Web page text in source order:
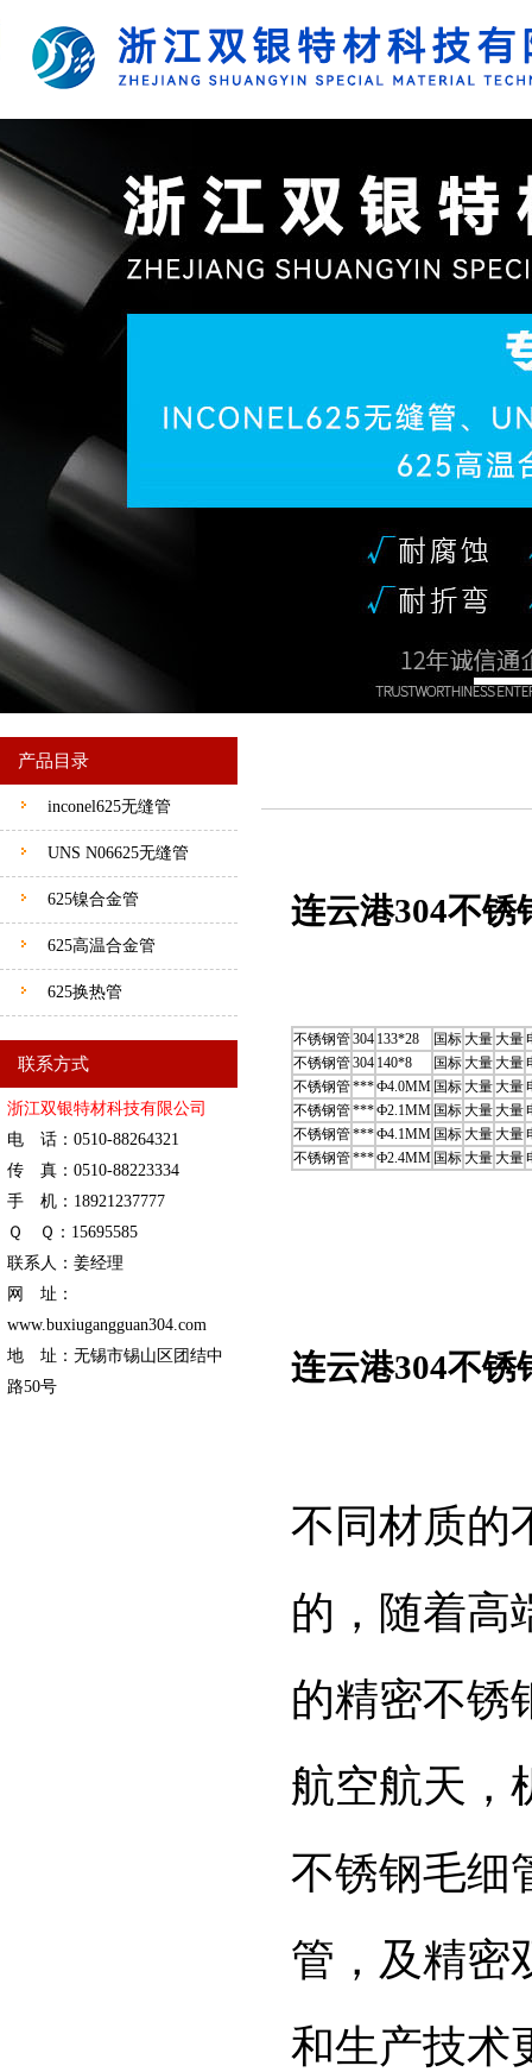
产品目录
inconel625无缝管
UNS N06625无缝管
625镍合金管
625高温合金管
625换热管
联系方式
浙江双银特材科技有限公司
电 话：0510-88264321
传 真：0510-88223334
手 机：18921237777
Ｑ Ｑ：15695585
联系人：姜经理
网 址：
www.buxiugangguan304.com
地 址：无锡市锡山区团结中
路50号
连云港304不锈
不锈钢管304 133*28 国标大量大量
不锈钢管304 140*8 国标大量大量
不锈钢管***Ф4.0MM 国标大量大量
不锈钢管***Ф2.1MM 国标大量大量
不锈钢管***Ф4.1MM 国标大量大量
不锈钢管***Ф2.4MM 国标大量大量
连云港304不锈
不同材质的
的，随着高
的精密不锈
航空航天，
不锈钢毛细
管，及精密
和生产技术